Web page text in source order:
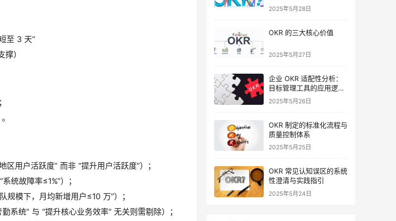
至 3 天”
）
用户活跃度” 而非 “提升用户活跃度”）；
统故障率≤1%”）；
规模下，月均新增用户≤10 万”）；
系统” 与 “提升核心业务效率” 无关则需剔除）；
2025年5月28日
OKR 的三大核心价值
2025年5月27日
企业 OKR 适配性分析：
目标管理工具的应用逻辑
与实践要点
2025年5月26日
OKR 制定的标准化流程与
质量控制体系
2025年5月25日
OKR 常见认知误区的系统
性澄清与实践指引
2025年5月24日